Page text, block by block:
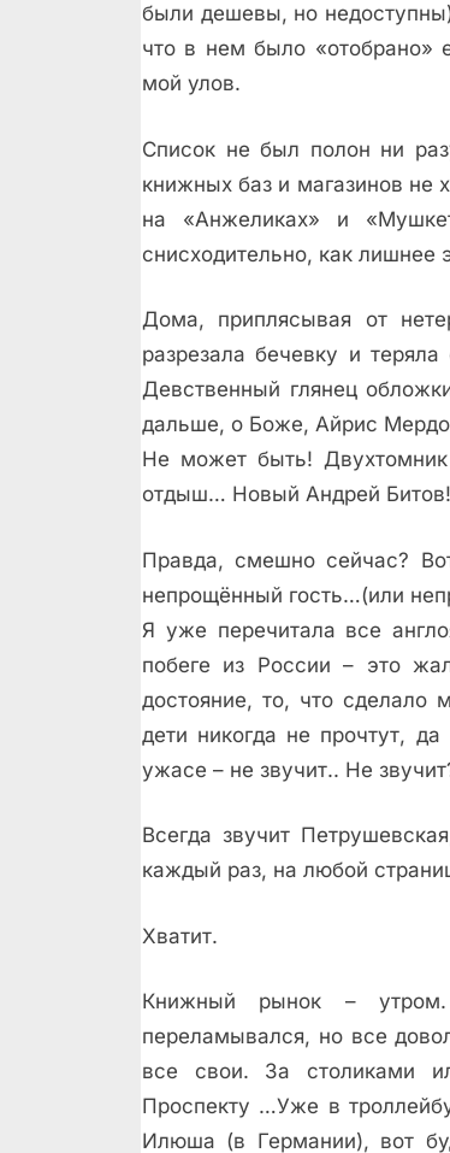
были дешевы, но
что в нем было «отобрано»
мой улов.
Список не был полон ни
книжных баз и магазинов не
на «Анжеликах» и
снисходительно, как лишнее
Дома, приплясывая от
разрезала бечевку и
Девственный глянец
дальше, о Боже, Айрис
Не может быть!
отдыш… Новый Андрей
Правда, смешно сейчас?
непрощённый гость…(или
Я уже перечитала все
побеге из России – это
достояние, то, что сделало
дети никогда не прочтут,
ужасе – не звучит.. Не
Всегда звучит
каждый раз, на любой
Хватит.
Книжный рынок –
переламывался, но все
все свои. За столиками
Проспекту …Уже в
Илюша (в Германии), вот